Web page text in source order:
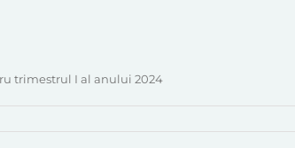
trimestrul I al anului 2024